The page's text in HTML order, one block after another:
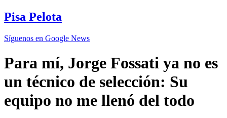
Pisa Pelota
Síguenos en Google News
Para mí, Jorge Fossati ya no es
un técnico de selección: Su
equipo no me llenó del todo